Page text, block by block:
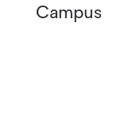
Campus